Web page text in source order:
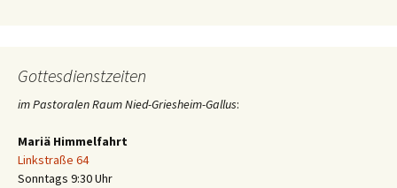
Gottesdienstzeiten
im Pastoralen Raum Nied-Griesheim-Gallus:
Mariä Himmelfahrt
Linkstraße 64
Sonntags 9:30 Uhr